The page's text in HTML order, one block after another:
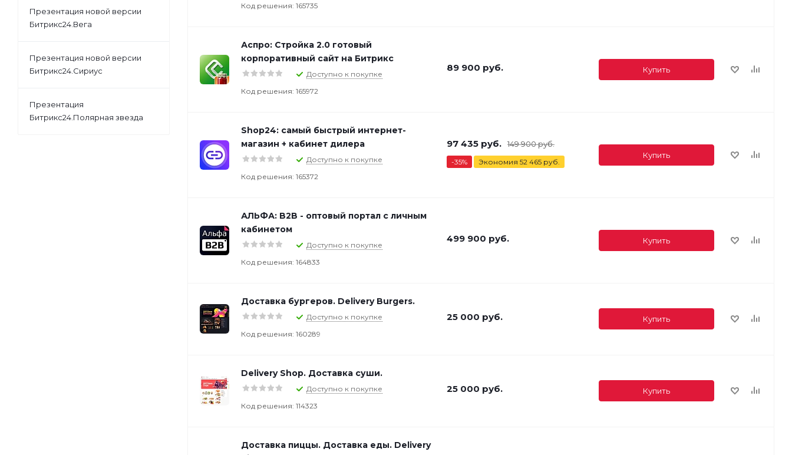
Код решения: 165735
Аспро: Стройка 2.0 готовый
корпоративный сайт на Битрикс
Доступно к покупке
Код решения: 165972
89 900 руб. Купить
Shop24: самый быстрый интернет-
магазин + кабинет дилера
Доступно к покупке
Код решения: 165372
97 435 руб. 149 900руб.
-35% Экономия 52 465 руб.
Купить
АЛЬФА: B2B - оптовый портал с личным
кабинетом
Доступно к покупке
Код решения: 164833
499 900 руб. Купить
Доставка бургеров. Delivery Burgers.
Доступно к покупке
Код решения: 160289
25 000 руб. Купить
Delivery Shop. Доставка суши.
Доступно к покупке
Код решения: 114323
25 000 руб. Купить
Доставка пиццы. Доставка еды. Delivery
Презентация новой версии
Битрикс24.Вега
Презентация новой версии
Битрикс24.Сириус
Презентация
Битрикс24.Полярная звезда